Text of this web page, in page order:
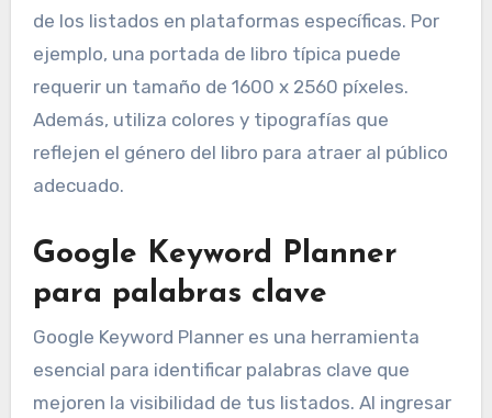
de los listados en plataformas específicas. Por
ejemplo, una portada de libro típica puede
requerir un tamaño de 1600 x 2560 píxeles.
Además, utiliza colores y tipografías que
reflejen el género del libro para atraer al público
adecuado.
Google Keyword Planner
para palabras clave
Google Keyword Planner es una herramienta
esencial para identificar palabras clave que
mejoren la visibilidad de tus listados. Al ingresar